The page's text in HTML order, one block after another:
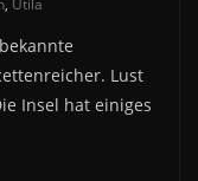
, Utila
Lust
Insel hat einiges